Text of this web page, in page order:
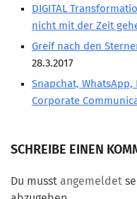
CLUB-KOMMUNIKATION
Newsletter
Clubmagazin
MCM Club TV
DIGITAL
nicht mit der Zeit
Greif nach den
28.3.2017
Snapchat,
Corporate
SCHREIBE EINEN
Du musst angemeldet